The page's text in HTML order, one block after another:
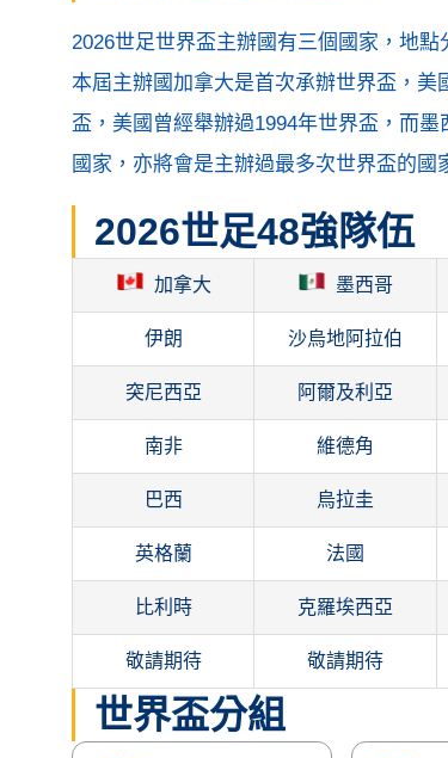
2026世足世界盃主辦國有三個國家，地
本屆主辦國加拿大是首次承辦世界盃，
盃，美國曾經舉辦過1994年世界盃，而
國家，亦將會是主辦過最多次世界盃的國
2026世足48強隊伍
加拿大 墨西哥
伊朗 沙烏地阿拉伯
突尼西亞 阿爾及利亞
南非 維德角
巴西 烏拉圭
英格蘭 法國
比利時 克羅埃西亞
敬請期待 敬請期待
世界盃分組